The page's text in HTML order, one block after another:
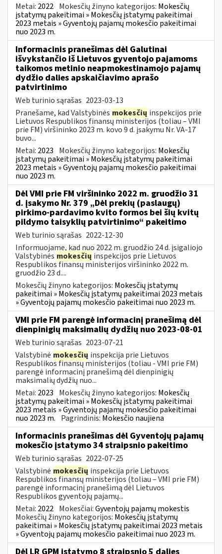
Metai: 2022 Mokesčių žinyno kategorijos: Mokesčių
įstatymų pakeitimai » Mokesčių įstatymų pakeitimai
2023 metais » Gyventojų pajamų mokesčio pakeitimai
nuo 2023 m.
Informacinis pranešimas dėl Galutinai
išvykstančio iš Lietuvos gyventojo pajamoms
taikomos metinio neapmokestinamojo pajamų
dydžio dalies apskaičiavimo aprašo
patvirtinimo
Web turinio sąrašas 2023-03-13
Pranešame, kad Valstybinės mokesčių inspekcijos prie
Lietuvos Respublikos finansų ministerijos (toliau – VMI
prie FM) viršininko 2023 m. kovo 9 d. įsakymu Nr. VA-17
buvo...
Metai: 2023 Mokesčių žinyno kategorijos: Mokesčių
įstatymų pakeitimai » Mokesčių įstatymų pakeitimai
2023 metais » Gyventojų pajamų mokesčio pakeitimai
nuo 2023 m.
Dėl VMI prie FM viršininko 2022 m. gruodžio 31
d. įsakymo Nr. 379 „Dėl prekių (paslaugų)
pirkimo-pardavimo kvito formos bei šių kvitų
pildymo taisyklių patvirtinimo“ pakeitimo
Web turinio sąrašas 2022-12-30
Informuojame, kad nuo 2022 m. gruodžio 24 d. įsigaliojo
Valstybinės mokesčių inspekcijos prie Lietuvos
Respublikos finansų ministerijos viršininko 2022 m.
gruodžio 23 d....
Mokesčių žinyno kategorijos: Mokesčių įstatymų
pakeitimai » Mokesčių įstatymų pakeitimai 2023 metais
» Gyventojų pajamų mokesčio pakeitimai nuo 2023 m.
VMI prie FM parengė informacinį pranešimą dėl
dienpinigių maksimalių dydžių nuo 2023-08-01
Web turinio sąrašas 2023-07-21
Valstybinė mokesčių inspekcija prie Lietuvos
Respublikos finansų ministerijos (toliau - VMI prie FM)
parengė informacinį pranešimą dėl dienpinigių
maksimalių dydžių nuo...
Metai: 2023 Mokesčių žinyno kategorijos: Mokesčių
įstatymų pakeitimai » Mokesčių įstatymų pakeitimai
2023 metais » Gyventojų pajamų mokesčio pakeitimai
nuo 2023 m. Pagrindinis: Mokesčio naujiena
Informacinis pranešimas dėl Gyventojų pajamų
mokesčio įstatymo 34 straipsnio pakeitimo
Web turinio sąrašas 2022-07-25
Valstybinė mokesčių inspekcija prie Lietuvos
Respublikos finansų ministerijos (toliau – VMI prie FM)
parengė informacinį pranešimą dėl Lietuvos
Respublikos gyventojų pajamų...
Metai: 2022 Mokesčiai:Gyventojų pajamų mokestis
Mokesčių žinyno kategorijos: Mokesčių įstatymų
pakeitimai » Mokesčių įstatymų pakeitimai 2023 metais
» Gyventojų pajamų mokesčio pakeitimai nuo 2023 m.
Dėl LR GPM įstatymo 8 straipsnio 5 dalies